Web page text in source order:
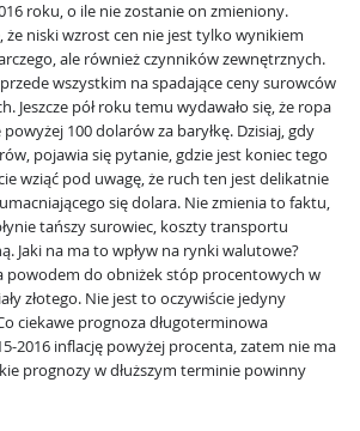
roku, o ile nie zostanie on zmieniony.
że niski wzrost cen nie jest tylko wynikiem
ale również czynników zewnętrznych.
wszystkim na spadające ceny surowców
Jeszcze pół roku temu wydawało się, że ropa
100 dolarów za baryłkę. Dzisiaj, gdy
pojawia się pytanie, gdzie jest koniec tego
wziąć pod uwagę, że ruch ten jest delikatnie
się dolara. Nie zmienia to faktu,
tańszy surowiec, koszty transportu
Jaki na ma to wpływ na rynki walutowe?
powodem do obniżek stóp procentowych w
złotego. Nie jest to oczywiście jedyny
ciekawe prognoza długoterminowa
2016 inflację powyżej procenta, zatem nie ma
prognozy w dłuższym terminie powinny